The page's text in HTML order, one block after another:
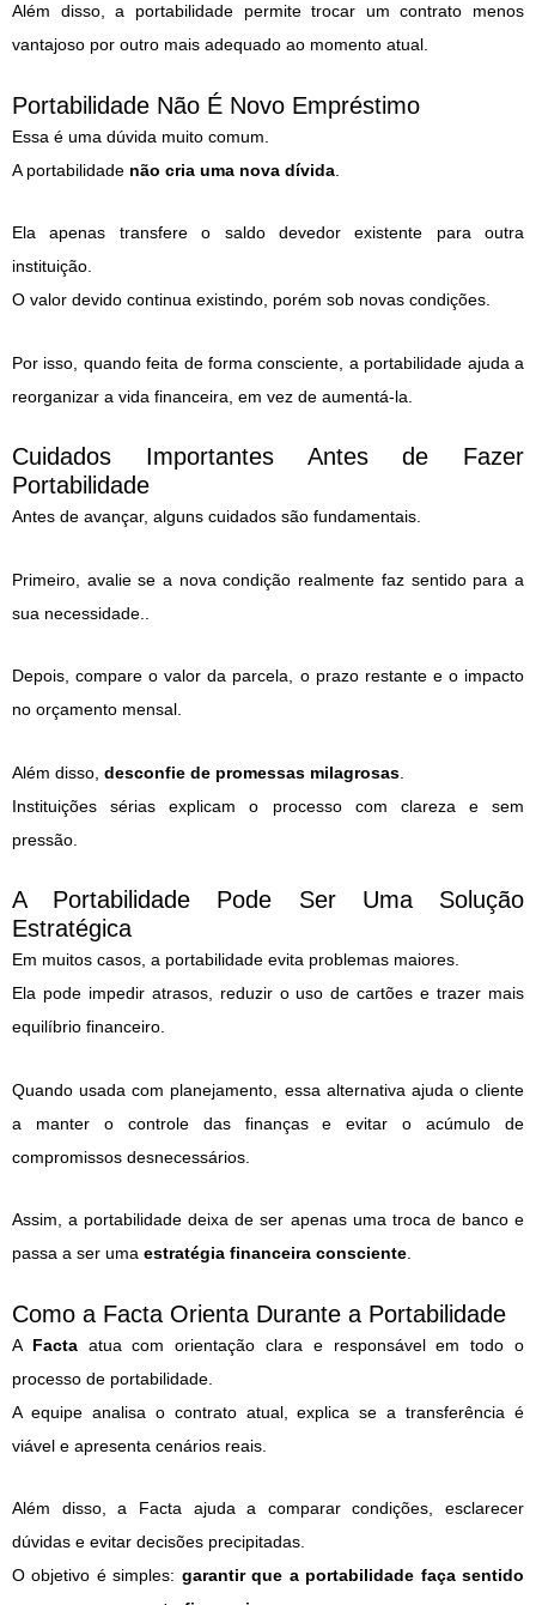
Além disso, a portabilidade permite trocar um contrato menos
vantajoso por outro mais adequado ao momento atual.
Portabilidade Não É Novo Empréstimo
Essa é uma dúvida muito comum.
A portabilidade não cria uma nova dívida
Ela apenas transfere o saldo devedor existente para outra
instituição.
O valor devido continua existindo, porém sob novas condições.
Por isso, quando feita de forma consciente, a portabilidade ajuda a
reorganizar a vida financeira, em vez de aumentá-la.
Cuidados Importantes Antes de Fazer
Portabilidade
Antes de avançar, alguns cuidados são fundamentais.
Primeiro, avalie se a nova condição realmente faz sentido para a
sua necessidade..
Depois, compare o valor da parcela, o prazo restante e o impacto
no orçamento mensal.
Além disso, desconfie de promessas milagrosas
Instituições sérias explicam o processo com clareza e sem
pressão.
A Portabilidade Pode Ser Uma Solução
Estratégica
Em muitos casos, a portabilidade evita problemas maiores.
Ela pode impedir atrasos, reduzir o uso de cartões e trazer mais
equilíbrio financeiro.
Quando usada com planejamento, essa alternativa ajuda o cliente
a manter o controle das finanças e evitar o acúmulo de
compromissos desnecessários.
Assim, a portabilidade deixa de ser apenas uma troca de banco e
passa a ser uma estratégia financeira consciente.
Como a Facta Orienta Durante a Portabilidade
A Factaatua com orientação clara e responsável em todo o
processo de portabilidade.
A equipe analisa o contrato atual, explica se a transferência é
viável e apresenta cenários reais.
Além disso, a Facta ajuda a comparar condições, esclarecer
dúvidas e evitar decisões precipitadas.
O objetivo é simples: garantir que a portabilidade faça sentido